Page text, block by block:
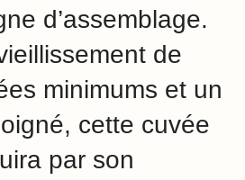
d’assemblage.
de
minimums et un
cette cuvée
par son